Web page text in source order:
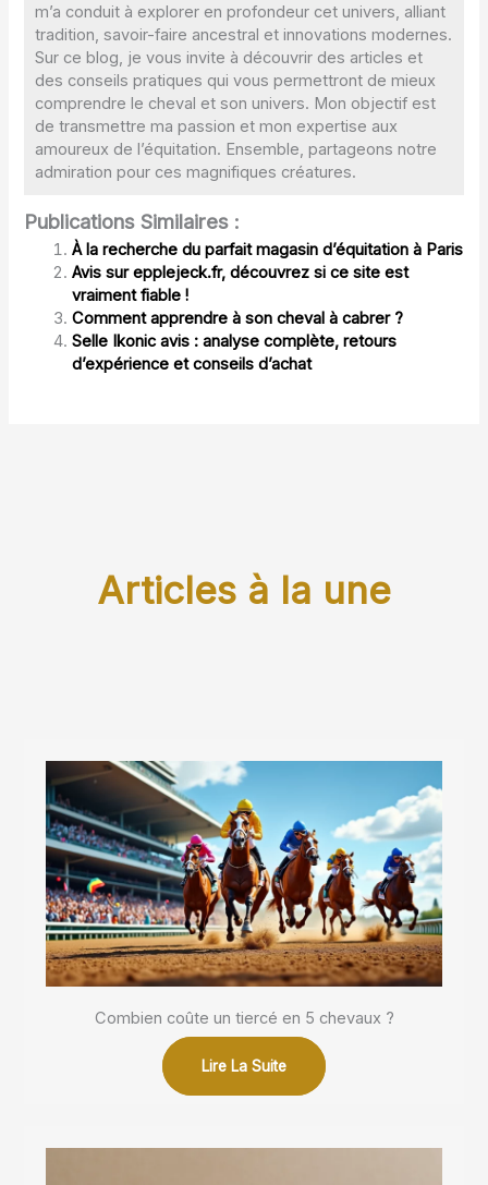
m’a conduit à explorer en profondeur cet univers, alliant
tradition, savoir-faire ancestral et innovations modernes.
Sur ce blog, je vous invite à découvrir des articles et
des conseils pratiques qui vous permettront de mieux
comprendre le cheval et son univers. Mon objectif est
de transmettre ma passion et mon expertise aux
amoureux de l’équitation. Ensemble, partageons notre
admiration pour ces magnifiques créatures.
Publications Similaires :
À la recherche du parfait magasin d’équitation à Paris
Avis sur epplejeck.fr, découvrez si ce site est
vraiment fiable !
Comment apprendre à son cheval à cabrer ?
Selle Ikonic avis : analyse complète, retours
d’expérience et conseils d’achat
Articles à la une
Combien coûte un tiercé en 5 chevaux ?
Lire La Suite